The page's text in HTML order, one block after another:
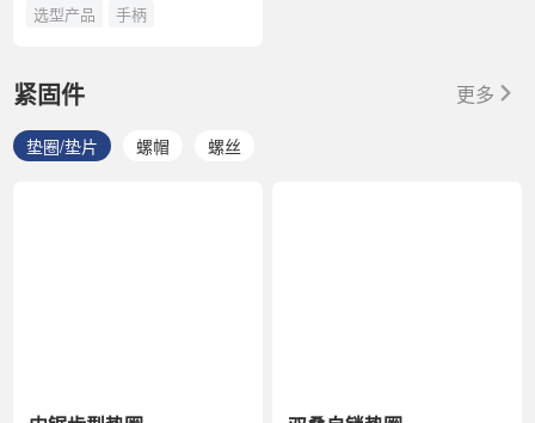
选型产品 手柄
紧固件 更多
垫圈/垫片 螺帽 螺丝